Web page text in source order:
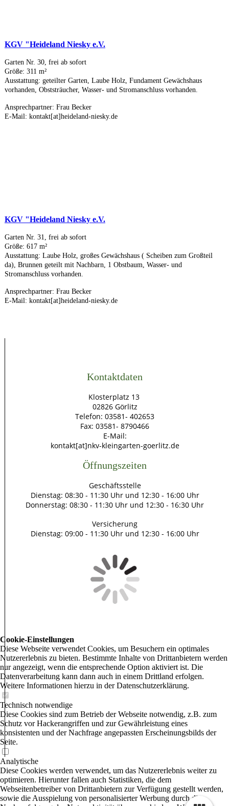
KGV "Heideland Niesky e.V.
Garten Nr. 30, frei ab sofort
Größe: 311 m²
Ausstattung: geteilter Garten, Laube Holz, Fundament Gewächshaus
vorhanden, Obststräucher, Wasser- und Stromanschluss vorhanden.
Ansprechpartner: Frau Becker
E-Mail: kontakt[at]heideland-niesky.de
KGV "Heideland Niesky e.V.
Garten Nr. 31, frei ab sofort
Größe: 617 m²
Ausstattung: Laube Holz, großes Gewächshaus ( Scheiben zum Großteil
da), Brunnen geteilt mit Nachbarn, 1 Obstbaum, Wasser- und
Stromanschluss vorhanden.
Ansprechpartner: Frau Becker
E-Mail: kontakt[at]heideland-niesky.de
Kontaktdaten
Klosterplatz 13
02826 Görlitz
Telefon: 03581- 402653
Fax: 03581- 8790466
E-Mail:
kontakt[at]nkv-kleingarten-goerlitz.de
Öffnungszeiten
Geschäftsstelle
Dienstag: 08:30 - 11:30 Uhr und 12:30 - 16:00 Uhr
Donnerstag: 08:30 - 11:30 Uhr und 12:30 - 16:30 Uhr
Versicherung
Dienstag: 09:00 - 11:30 Uhr und 12:30 - 16:00 Uhr
Cookie-Einstellungen
Diese Webseite verwendet Cookies, um Besuchern ein optimales
Nutzererlebnis zu bieten. Bestimmte Inhalte von Drittanbietern werden
nur angezeigt, wenn die entsprechende Option aktiviert ist. Die
Datenverarbeitung kann dann auch in einem Drittland erfolgen.
Weitere Informationen hierzu in der Datenschutzerklärung.
Technisch notwendige
Diese Cookies sind zum Betrieb der Webseite notwendig, z.B. zum
Schutz vor Hackerangriffen und zur Gewährleistung eines
konsistenten und der Nachfrage angepassten Erscheinungsbilds der
Seite.
Analytische
Diese Cookies werden verwendet, um das Nutzererlebnis weiter zu
optimieren. Hierunter fallen auch Statistiken, die dem
Webseitenbetreiber von Drittanbietern zur Verfügung gestellt werden,
sowie die Ausspielung von personalisierter Werbung durch die